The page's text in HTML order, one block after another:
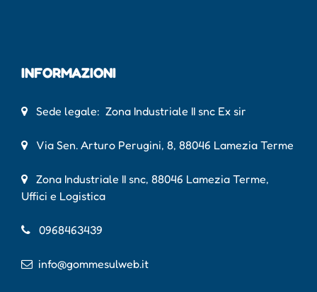
INFORMAZIONI
Sede legale: Zona Industriale II snc Ex sir
Via Sen. Arturo Perugini, 8, 88046 Lamezia Terme
Zona Industriale II snc, 88046 Lamezia Terme,
Uffici e Logistica
0968463439
info@gommesulweb.it